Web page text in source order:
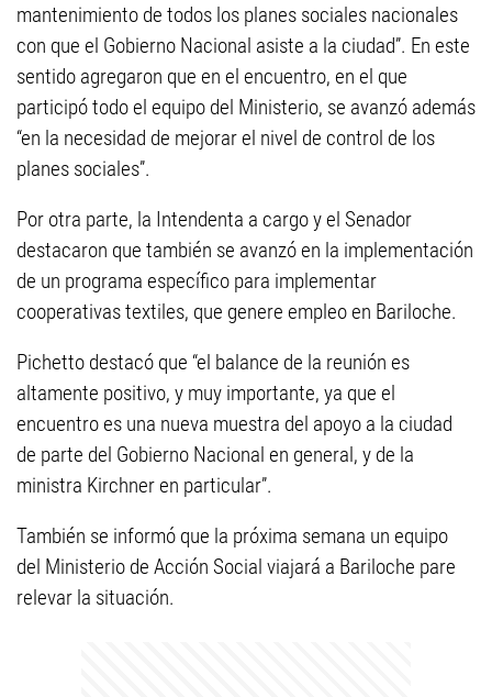
mantenimiento de todos los planes sociales nacionales
con que el Gobierno Nacional asiste a la ciudad”. En este
sentido agregaron que en el encuentro, en el que
participó todo el equipo del Ministerio, se avanzó además
“en la necesidad de mejorar el nivel de control de los
planes sociales”.
Por otra parte, la Intendenta a cargo y el Senador
destacaron que también se avanzó en la implementación
de un programa específico para implementar
cooperativas textiles, que genere empleo en Bariloche.
Pichetto destacó que “el balance de la reunión es
altamente positivo, y muy importante, ya que el
encuentro es una nueva muestra del apoyo a la ciudad
de parte del Gobierno Nacional en general, y de la
ministra Kirchner en particular”.
También se informó que la próxima semana un equipo
del Ministerio de Acción Social viajará a Bariloche pare
relevar la situación.